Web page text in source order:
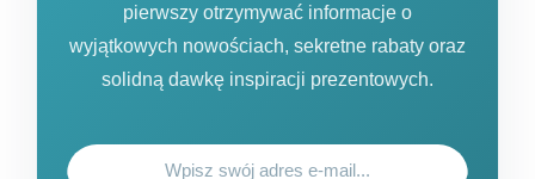
pierwszy otrzymywać informacje o
wyjątkowych nowościach, sekretne rabaty oraz
solidną dawkę inspiracji prezentowych.